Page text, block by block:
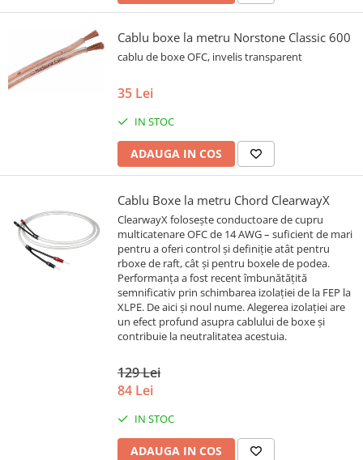
Cablu boxe la metru Norstone Classic 600
cablu de boxe OFC, invelis transparent
35 Lei
IN STOC
ADAUGA IN COS
Cablu Boxe la metru Chord ClearwayX
ClearwayX folosește conductoare de cupru
multicatenare OFC de 14 AWG – suficient de mari
pentru a oferi control și definiție atât pentru
rboxe de raft, cât și pentru boxele de podea.
Performanța a fost recent îmbunătățită
semnificativ prin schimbarea izolației de la FEP la
XLPE. De aici și noul nume. Alegerea izolației are
un efect profund asupra cablului de boxe și
contribuie la neutralitatea acestuia.
129 Lei
84 Lei
IN STOC
ADAUGA IN COS